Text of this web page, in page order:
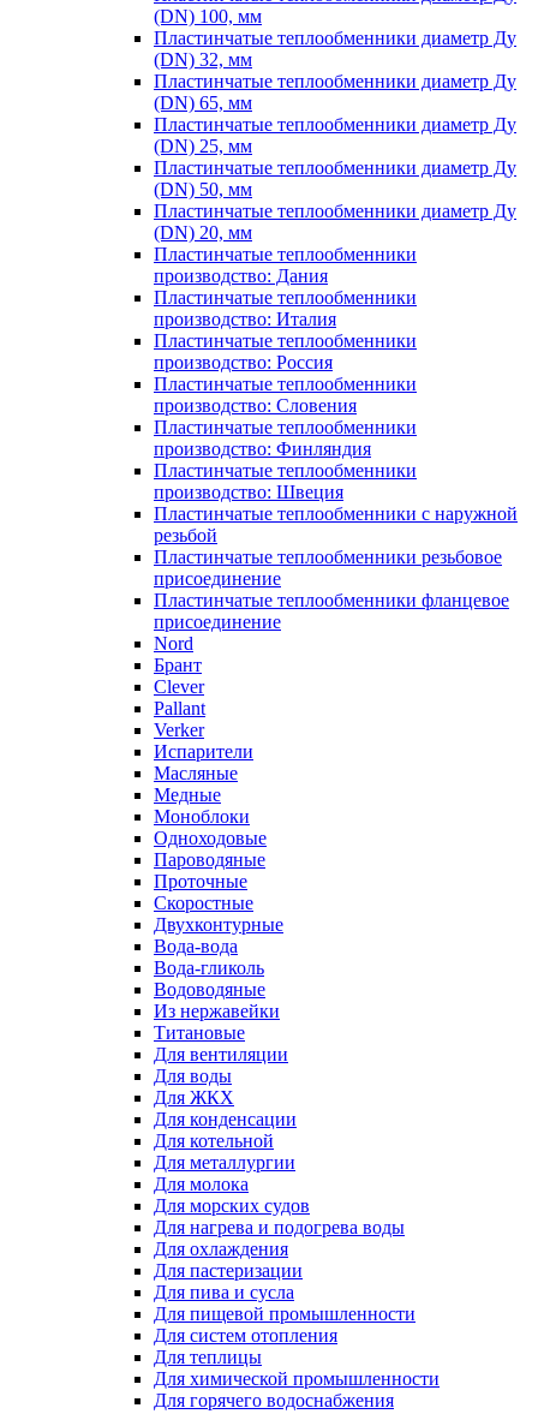
(DN) 100, мм
Пластинчатые теплообменники диаметр Ду
(DN) 32, мм
Пластинчатые теплообменники диаметр Ду
(DN) 65, мм
Пластинчатые теплообменники диаметр Ду
(DN) 25, мм
Пластинчатые теплообменники диаметр Ду
(DN) 50, мм
Пластинчатые теплообменники диаметр Ду
(DN) 20, мм
Пластинчатые теплообменники
производство: Дания
Пластинчатые теплообменники
производство: Италия
Пластинчатые теплообменники
производство: Россия
Пластинчатые теплообменники
производство: Словения
Пластинчатые теплообменники
производство: Финляндия
Пластинчатые теплообменники
производство: Швеция
Пластинчатые теплообменники с наружной
резьбой
Пластинчатые теплообменники резьбовое
присоединение
Пластинчатые теплообменники фланцевое
присоединение
Nord
Брант
Clever
Pallant
Verker
Испарители
Масляные
Медные
Моноблоки
Одноходовые
Пароводяные
Проточные
Скоростные
Двухконтурные
Вода-вода
Вода-гликоль
Водоводяные
Из нержавейки
Титановые
Для вентиляции
Для воды
Для ЖКХ
Для конденсации
Для котельной
Для металлургии
Для молока
Для морских судов
Для нагрева и подогрева воды
Для охлаждения
Для пастеризации
Для пива и сусла
Для пищевой промышленности
Для систем отопления
Для теплицы
Для химической промышленности
Для горячего водоснабжения